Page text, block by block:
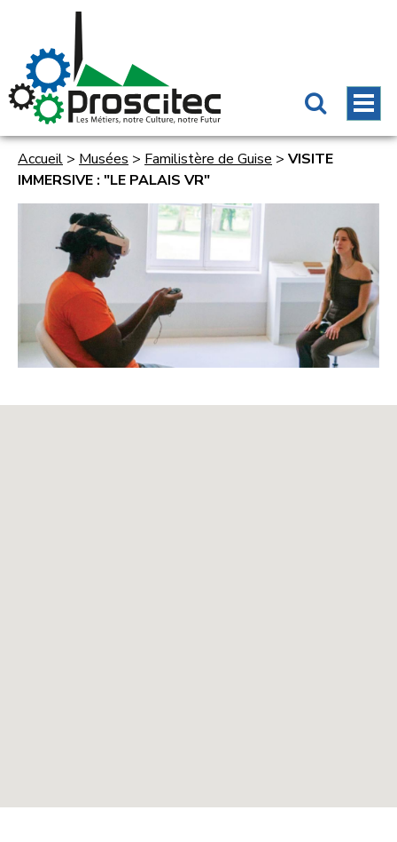
Accueil > Musées > Familistère de Guise > VISITE
IMMERSIVE : "LE PALAIS VR"